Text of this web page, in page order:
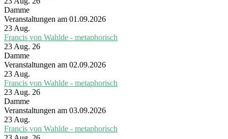
Damme
Veranstaltungen am 01.09.2026
23 Aug.
Francis von Wahlde - metaphorisch
23 Aug. 26
Damme
Veranstaltungen am 02.09.2026
23 Aug.
Francis von Wahlde - metaphorisch
23 Aug. 26
Damme
Veranstaltungen am 03.09.2026
23 Aug.
Francis von Wahlde - metaphorisch